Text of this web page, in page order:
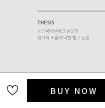
BUY NOW